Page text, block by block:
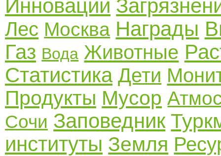
Инновации
Лес Москва Награды
Газ Вода Животные
Статистика Дети
Продукты Мусор
Сочи Заповедник
институты Земля